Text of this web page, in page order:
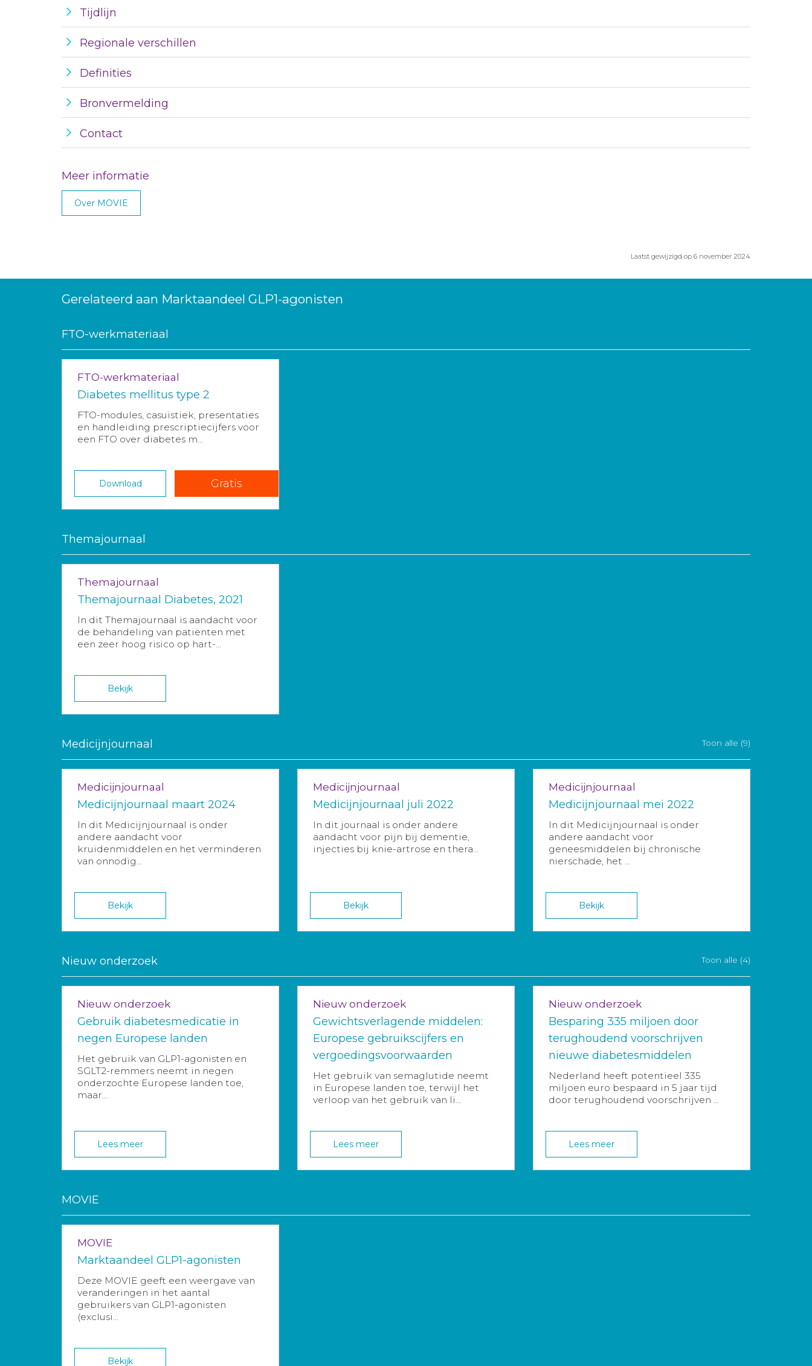
Tijdlijn
Regionale verschillen
Definities
Bronvermelding
Contact
Meer informatie
Over MOVIE
Laatst gewijzigd op 6 november 2024
Gerelateerd aan Marktaandeel GLP1-agonisten
FTO-werkmateriaal
FTO-werkmateriaal
Diabetes mellitus type 2
FTO-modules, casuïstiek, presentaties
en handleiding prescriptiecijfers voor
een FTO over diabetes m...
Download Gratis
Themajournaal
Themajournaal
Themajournaal Diabetes, 2021
In dit Themajournaal is aandacht voor
de behandeling van patiënten met
een zeer hoog risico op hart-...
Bekijk
Medicijnjournaal Toon alle (9)
Medicijnjournaal
Medicijnjournaal maart 2024
In dit Medicijnjournaal is onder
andere aandacht voor
kruidenmiddelen en het verminderen
van onnodig...
Bekijk
Medicijnjournaal
Medicijnjournaal juli 2022
In dit journaal is onder andere
aandacht voor pijn bij dementie,
injecties bij knie-artrose en thera...
Bekijk
Medicijnjournaal
Medicijnjournaal mei 2022
In dit Medicijnjournaal is onder
andere aandacht voor
geneesmiddelen bij chronische
nierschade, het ...
Bekijk
Nieuw onderzoek Toon alle (4)
Nieuw onderzoek
Gebruik diabetesmedicatie in
negen Europese landen
Het gebruik van GLP1-agonisten en
SGLT2-remmers neemt in negen
onderzochte Europese landen toe,
maar...
Lees meer
Nieuw onderzoek
Gewichtsverlagende middelen:
Europese gebruikscijfers en
vergoedingsvoorwaarden
Het gebruik van semaglutide neemt
in Europese landen toe, terwijl het
verloop van het gebruik van li...
Lees meer
Nieuw onderzoek
Besparing 335 miljoen door
terughoudend voorschrijven
nieuwe diabetesmiddelen
Nederland heeft potentieel 335
miljoen euro bespaard in 5 jaar tijd
door terughoudend voorschrijven ...
Lees meer
MOVIE
MOVIE
Marktaandeel GLP1-agonisten
Deze MOVIE geeft een weergave van
veranderingen in het aantal
gebruikers van GLP1-agonisten
(exclusi...
Bekijk